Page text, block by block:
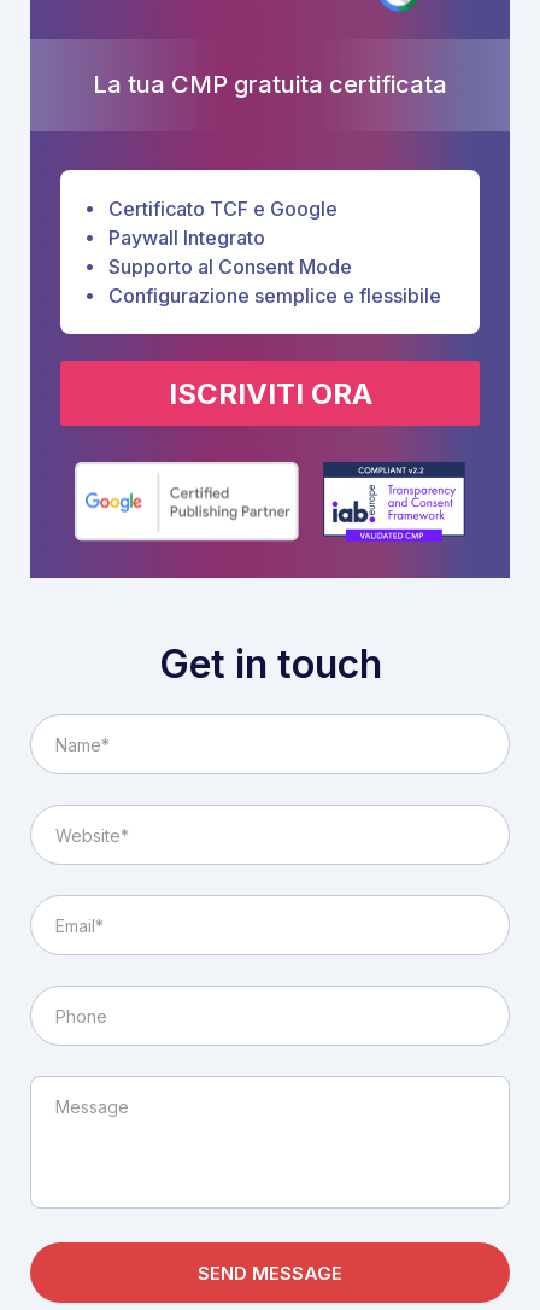
La tua CMP gratuita certificata
Certificato TCF e Google
Paywall Integrato
Supporto al Consent Mode
Configurazione semplice e flessibile
ISCRIVITI ORA
Get in touch